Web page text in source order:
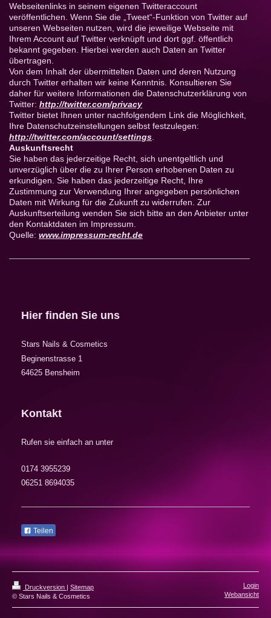
Webseitenlinks in seinem eigenen Twitteraccount
veröffentlichen. Wenn Sie die „Tweet“-Funktion von Twitter auf
unseren Webseiten nutzen, wird die jeweilige Webseite mit
Ihrem Account auf Twitter verknüpft und dort ggf. öffentlich
bekannt gegeben. Hierbei werden auch Daten an Twitter
übertragen.
Von dem Inhalt der übermittelten Daten und deren Nutzung
durch Twitter erhalten wir keine Kenntnis. Konsultieren Sie
daher für weitere Informationen die Datenschutzerklärung von
Twitter: http://twitter.com/privacy
Twitter bietet Ihnen unter nachfolgendem Link die Möglichkeit,
Ihre Datenschutzeinstellungen selbst festzulegen:
http://twitter.com/account/settings
Auskunftsrecht
Sie haben das jederzeitige Recht, sich unentgeltlich und
unverzüglich über die zu Ihrer Person erhobenen Daten zu
erkundigen. Sie haben das jederzeitige Recht, Ihre
Zustimmung zur Verwendung Ihrer angegeben persönlichen
Daten mit Wirkung für die Zukunft zu widerrufen. Zur
Auskunftserteilung wenden Sie sich bitte an den Anbieter unter
den Kontaktdaten im Impressum.
Quelle: www.impressum-recht.de
Hier finden Sie uns
Stars Nails & Cosmetics
Beginenstrasse 1
64625 Bensheim
Kontakt
Rufen sie einfach an unter
0174 3955239
06251 8694035
Teilen
Druckversion | Sitemap
© Stars Nails & Cosmetics
Login
Webansicht